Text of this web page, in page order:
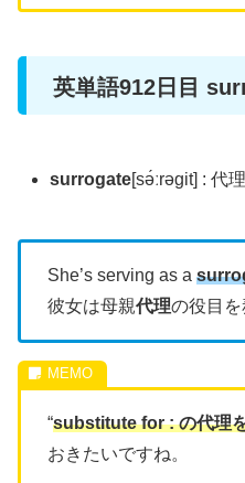
英単語912日目
surrogate[sə́ːrəgit] : 代
She’s serving as a
彼女は母親代理の役目を
“substitute for : の代理
おきたいですね。